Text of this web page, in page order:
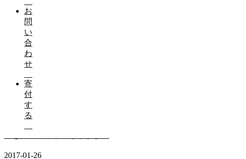
お
問
い
合
わ
せ
寄
付
す
る
所属する豊橋商工会議所青年部の新年会...
手作りのあたたかさに支えて頂いています。
2017-01-26
３つのネックウォーマー、長男の幼稚園...
2017-01-26